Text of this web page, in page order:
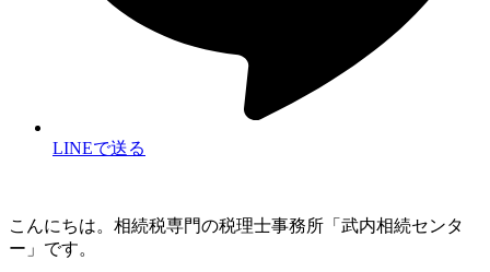
LINEで送る
こんにちは。相続税専門の税理士事務所「武内相続センタ
ー」です。